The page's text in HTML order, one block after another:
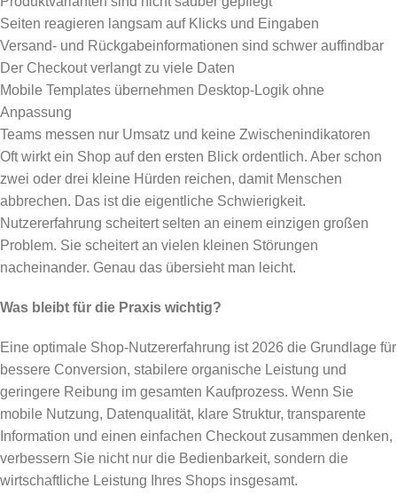
Seiten reagieren langsam auf Klicks und Eingaben
Versand- und Rückgabeinformationen sind schwer auffindbar
Der Checkout verlangt zu viele Daten
Mobile Templates übernehmen Desktop-Logik ohne
Anpassung
Teams messen nur Umsatz und keine Zwischenindikatoren
Oft wirkt ein Shop auf den ersten Blick ordentlich. Aber schon
zwei oder drei kleine Hürden reichen, damit Menschen
abbrechen. Das ist die eigentliche Schwierigkeit.
Nutzererfahrung scheitert selten an einem einzigen großen
Problem. Sie scheitert an vielen kleinen Störungen
nacheinander. Genau das übersieht man leicht.
Was bleibt für die Praxis wichtig?
Eine optimale Shop-Nutzererfahrung ist 2026 die Grundlage für
bessere Conversion, stabilere organische Leistung und
geringere Reibung im gesamten Kaufprozess. Wenn Sie
mobile Nutzung, Datenqualität, klare Struktur, transparente
Information und einen einfachen Checkout zusammen denken,
verbessern Sie nicht nur die Bedienbarkeit, sondern die
wirtschaftliche Leistung Ihres Shops insgesamt.